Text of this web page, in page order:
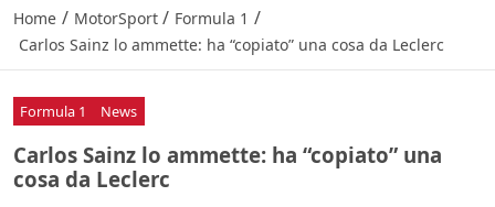
Home / MotorSport / Formula 1 /
Carlos Sainz lo ammette: ha “copiato” una cosa da Leclerc
Formula 1 News
Carlos Sainz lo ammette: ha “copiato” una
cosa da Leclerc